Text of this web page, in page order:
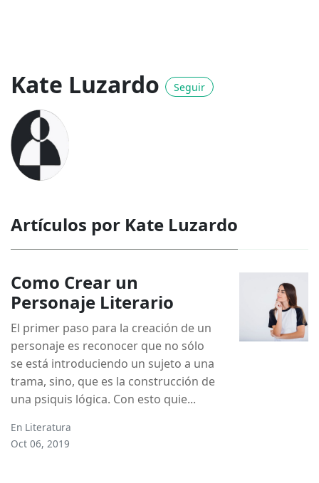
Kate Luzardo Seguir
Artículos por Kate Luzardo
Como Crear un
Personaje Literario
El primer paso para la creación de un
personaje es reconocer que no sólo
se está introduciendo un sujeto a una
trama, sino, que es la construcción de
una psiquis lógica. Con esto quie...
En Literatura
Oct 06, 2019